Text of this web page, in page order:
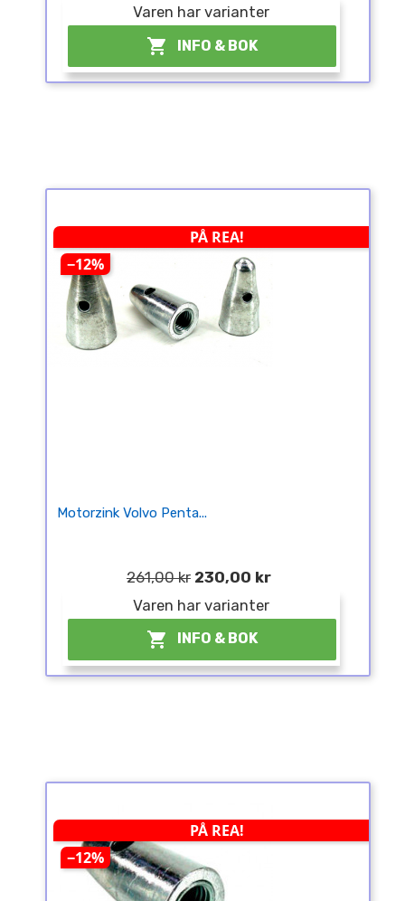
Varen har varianter
 INFO & BOK
PÅ REA!
−12%
Motorzink Volvo Penta...
261,00 kr 230,00 kr
Varen har varianter
 INFO & BOK
PÅ REA!
−12%